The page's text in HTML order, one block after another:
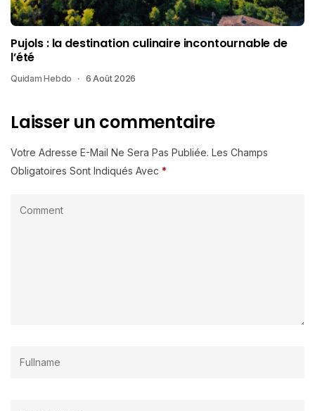
Pujols : la destination culinaire incontournable de
l’été
Quidam Hebdo 6 Août 2026
Laisser un commentaire
Votre Adresse E-Mail Ne Sera Pas Publiée. Les Champs
Obligatoires Sont Indiqués Avec *